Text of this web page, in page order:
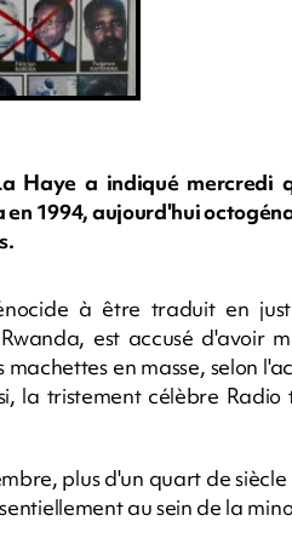
Haye a indiqué mercredi
en 1994, aujourd'hui
à être traduit en
est accusé d'avoir
machettes en masse, selon
la tristement célèbre Radio
plus d'un quart de
au sein de la